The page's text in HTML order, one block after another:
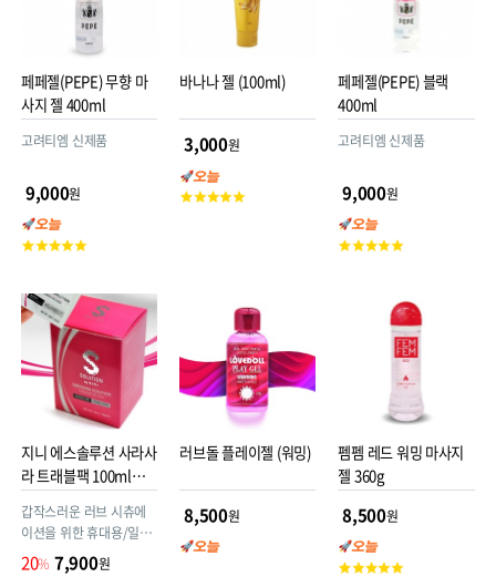
페페젤(PEPE) 무향 마
사지 젤 400ml
고려티엠 신제품
9,000원
고
점
바나나 젤 (100ml)
3,000원
고
페페젤(PEPE) 블랙
400ml
고려티엠 신제품
9,000원
고
지니 에스솔루션 사라사
라 트래블팩 100ml
갑작스러운 러브 시츄에
이션을 위한 휴대용/일회
용 팩젤!
20% 7,900원
러브돌 플레이젤 (워밍)
8,500원
펨펨 레드 워밍 마사지
젤 360g
8,500원
고